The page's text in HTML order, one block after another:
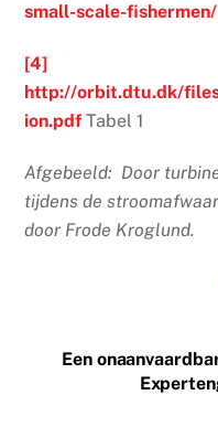
small-scale-fishermen/
[4]
http://orbit.dtu.dk/
ion.pdf Tabel 1
Afgebeeld: Door
tijdens de
door Frode Kroglund.
Een